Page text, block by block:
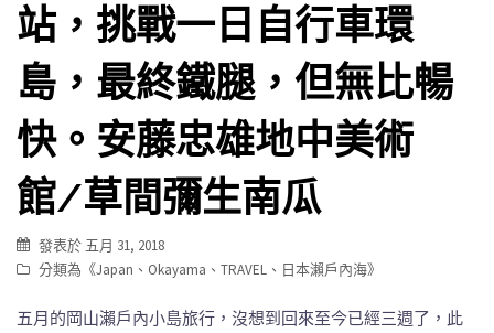
站，挑戰一日自行車環
島，最終鐵腿，但無比暢
快。安藤忠雄地中美術
館/草間彌生南瓜
發表於 五月 31, 2018
分類為《Japan 、 Okayama 、 TRAVEL 、 日本瀨戶內海》
五月的岡山瀨戶內小島旅行，沒想到回來至今已經三週了，此